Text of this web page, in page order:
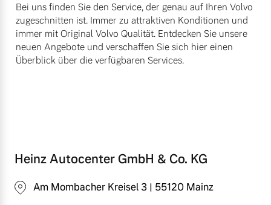
Bei uns finden Sie den Service, der genau auf Ihren Volvo
zugeschnitten ist. Immer zu attraktiven Konditionen und
immer mit Original Volvo Qualität. Entdecken Sie unsere
neuen Angebote und verschaffen Sie sich hier einen
Überblick über die verfügbaren Services.
Heinz Autocenter GmbH & Co. KG
Am Mombacher Kreisel 3 | 55120 Mainz